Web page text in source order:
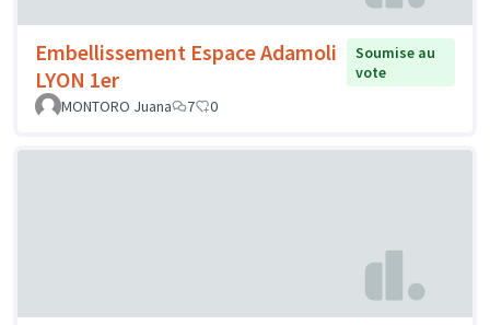
Embellissement Espace Adamoli
LYON 1er
Soumise au
vote
MONTORO Juana
7 0